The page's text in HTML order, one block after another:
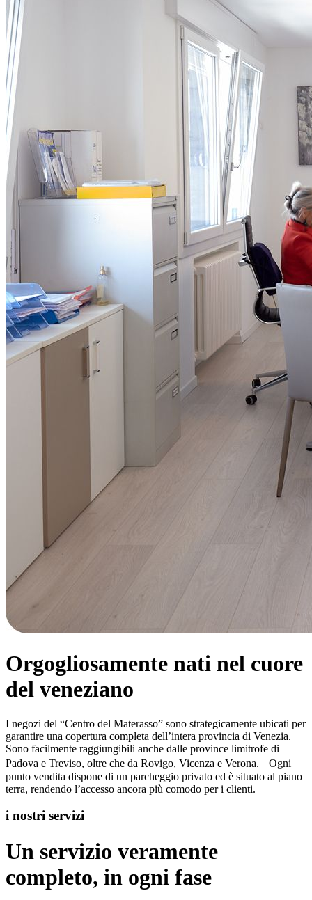
Orgogliosamente nati nel cuore
del veneziano
I negozi del “Centro del Materasso” sono strategicamente ubicati per
garantire una copertura completa dell’intera provincia di Venezia.
Sono facilmente raggiungibili anche dalle province limitrofe di
Padova e Treviso, oltre che da Rovigo, Vicenza e Verona. Ogni
punto vendita dispone di un parcheggio privato ed è situato al piano
terra, rendendo l’accesso ancora più comodo per i clienti.
i nostri servizi
Un servizio veramente
completo, in ogni fase